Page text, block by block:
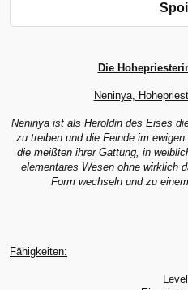
Die
Neninya,
Neninya ist als Heroldin des Eises
zu treiben und die Feinde im
die meißten ihrer Gattung, in
elementares Wesen ohne wirklich
Form wechseln und zu
Fähigkeiten: